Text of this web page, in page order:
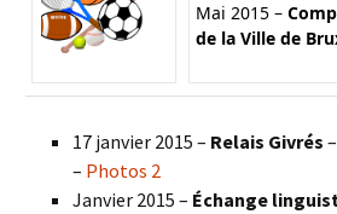
Mai 2015 –
de la Ville de
17 janvier 2015 – Relais Givrés –
– Photos 2
Janvier 2015 – Échange